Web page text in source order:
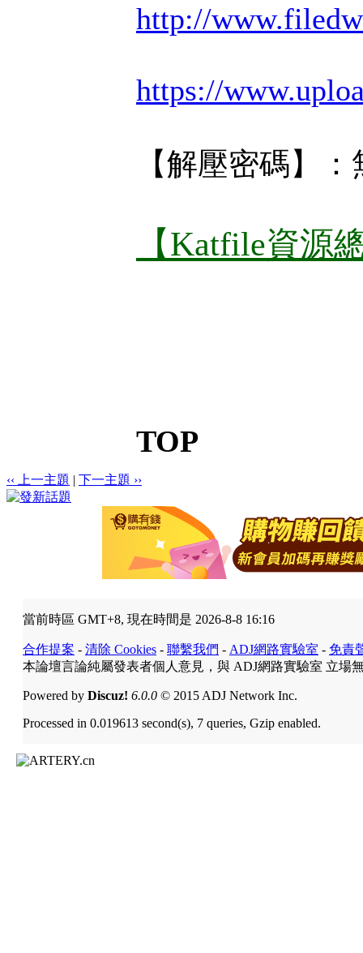
http://
https://
【解壓密碼】：
【Katfile資源
TOP
‹‹ 上一主題 | 下一主題 ››
當前時區 GMT+8, 現在時間是 2026-8-8 16:16
合作提案 - 清除 Cookies - 聯繫我們 - ADJ網路實驗室 - 免責
本論壇言論純屬發表者個人意見，與 ADJ網路實驗室 立場
Powered by Discuz! 6.0.0 © 2015 ADJ Network Inc.
Processed in 0.019613 second(s), 7 queries, Gzip enabled.